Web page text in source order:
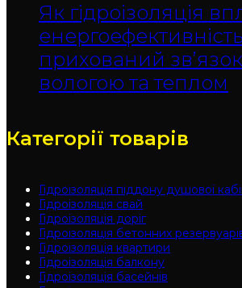
Як гідроізоляція
прихований
вологою та теплом
Категорії товарів
Гідроізоляція піддону душової
Гідроізоляція свай
Гідроізоляція доріг
Гідроізоляція бетонних
Гідроізоляція квартири
Гідроізоляція балкону
Гідроізоляція басейнів